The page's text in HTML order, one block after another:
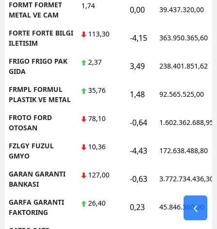
FORMT FORMET
METAL VE CAM
1,74 0,00 39.437.320,00
FORTE FORTE BILGI
ILETISIM
113,30 -4,15 363.950.365,60
FRIGO FRIGO PAK
GIDA
2,37 3,49 238.401.851,62
FRMPL FORMUL
PLASTIK VE METAL
35,76 1,48 92.565.525,00
FROTO FORD
OTOSAN
78,10 -0,64 1.602.362.688,95
FZLGY FUZUL
GMYO
10,36 -4,43 172.638.488,80
GARAN GARANTI
BANKASI
127,00 -0,63 3.772.734.436,30
GARFA GARANTI
FAKTORING
26,40 0,23 45.846.360,50